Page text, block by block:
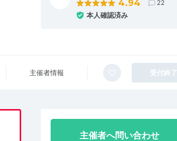
4.94 22
本人確認済み
主催者情報 受付終了
主催者へ問い合わせ